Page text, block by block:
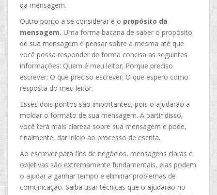
da mensagem.
Outro ponto a se considerar é o propósito da
mensagem. Uma forma bacana de saber o propósito
de sua mensagem é pensar sobre a mesma até que
você possa responder de forma concisa as seguintes
informações: Quem é meu leitor; Porque preciso
escrever; O que preciso escrever; O que espero como
resposta do meu leitor.
Esses dois pontos são importantes, pois o ajudarão a
moldar o formato de sua mensagem. A partir disso,
você terá mais clareza sobre sua mensagem e pode,
finalmente, dar início ao processo de escrita.
Ao escrever para fins de negócios, mensagens claras e
objetivas são extremamente fundamentais, elas podem
o ajudar a ganhar tempo e eliminar problemas de
comunicação. Saiba usar técnicas que o ajudarão no